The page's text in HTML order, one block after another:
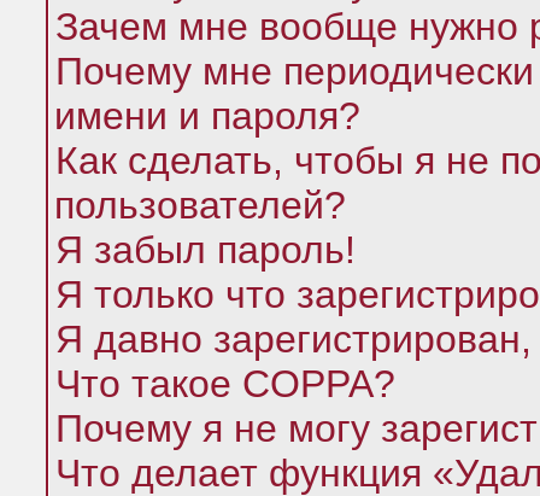
Зачем мне вообще нужно
Почему мне
имени и пароля?
Как сделать, чтобы я не
пользователей?
Я забыл пароль!
Я только что
Я давно
Что такое COPPA?
Почему я не могу
Что делает функция